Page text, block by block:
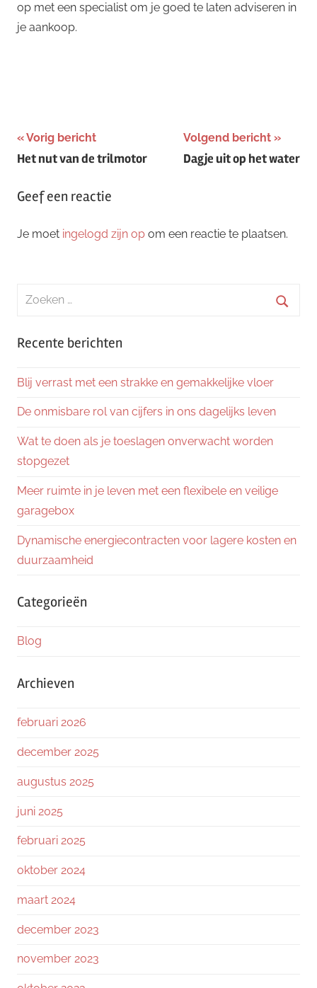
op met een specialist om je goed te laten adviseren in
je aankoop.
Bericht
navigatie
Vorig bericht
Het nut van de trilmotor
Volgend bericht
Dagje uit op het water
Geef een reactie
Je moet ingelogd zijn op om een reactie te plaatsen.
Zoeken
Recente berichten
Blij verrast met een strakke en gemakkelijke vloer
De onmisbare rol van cijfers in ons dagelijks leven
Wat te doen als je toeslagen onverwacht worden
stopgezet
Meer ruimte in je leven met een flexibele en veilige
garagebox
Dynamische energiecontracten voor lagere kosten en
duurzaamheid
Categorieën
Blog
Archieven
februari 2026
december 2025
augustus 2025
juni 2025
februari 2025
oktober 2024
maart 2024
december 2023
november 2023